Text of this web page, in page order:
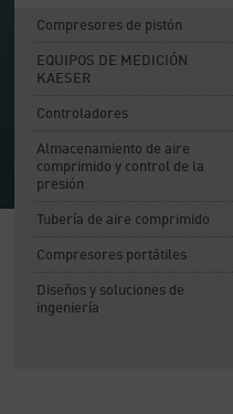
Compresores de pistón
EQUIPOS DE MEDICIÓN
KAESER
Controladores
Almacenamiento de aire
comprimido y control de la
presión
Tubería de aire comprimido
Compresores portátiles
Diseños y soluciones de
ingeniería